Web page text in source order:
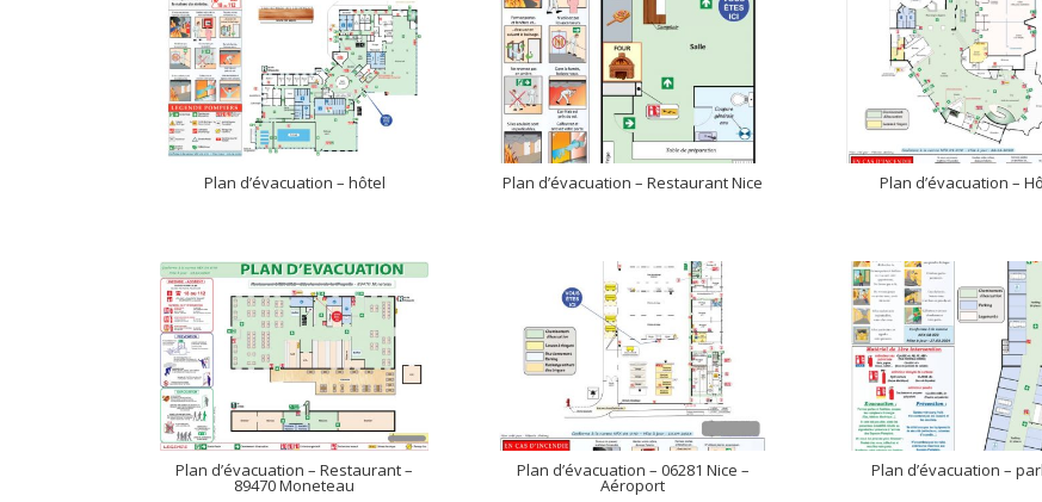
Plan d’évacuation – hôtel Plan d’évacuation – Restaurant Nice Plan d’évacuation –
Plan d’évacuation – Restaurant –
89470 Moneteau
Plan d’évacuation – 06281 Nice –
Aéroport
Plan d’évacuation –